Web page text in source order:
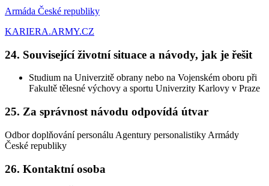
Armáda České republiky
KARIERA.ARMY.CZ
24. Související životní situace a návody, jak je řešit
Studium na Univerzitě obrany nebo na Vojenském oboru při
Fakultě tělesné výchovy a sportu Univerzity Karlovy v Praze
25. Za správnost návodu odpovídá útvar
Odbor doplňování personálu Agentury personalistiky Armády
České republiky
26. Kontaktní osoba